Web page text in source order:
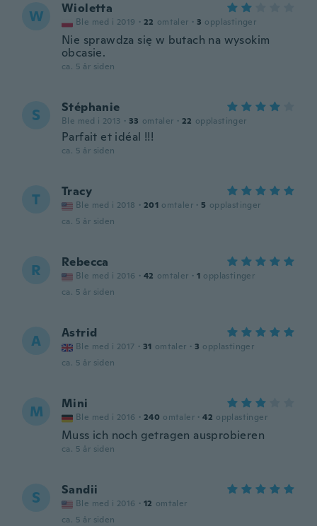
W Wioletta
Ble med i 2019 · 22 omtaler · 3 opplastinger
Nie sprawdza się w butach na wysokim
obcasie.
ca. 5 år siden
S Stéphanie
Ble med i 2013 · 33 omtaler · 22 opplastinger
Parfait et idéal !!!
ca. 5 år siden
T Tracy
Ble med i 2018 · 201 omtaler · 5 opplastinger
ca. 5 år siden
R Rebecca
Ble med i 2016 · 42 omtaler · 1 opplastinger
ca. 5 år siden
A Astrid
Ble med i 2017 · 31 omtaler · 3 opplastinger
ca. 5 år siden
M Mini
Ble med i 2016 · 240 omtaler · 42 opplastinger
Muss ich noch getragen ausprobieren
ca. 5 år siden
S Sandii
Ble med i 2016 · 12 omtaler
ca. 5 år siden